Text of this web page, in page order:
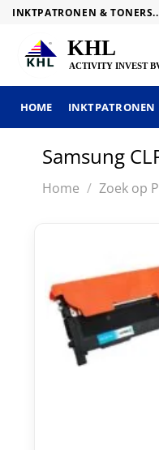
Skip
content
INKTPATRONEN &
HOME INKTPATRONEN
Samsung
Home / Zoek op